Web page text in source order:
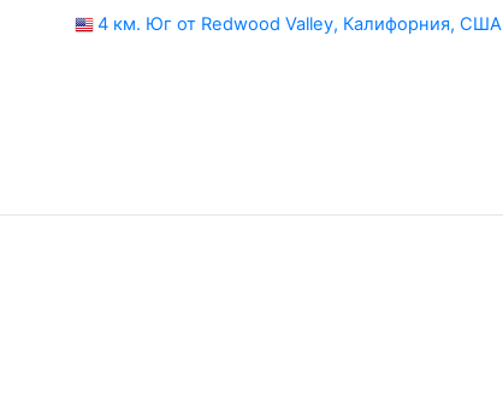
4 км. Юг от Redwood Valley, Калифорния, США